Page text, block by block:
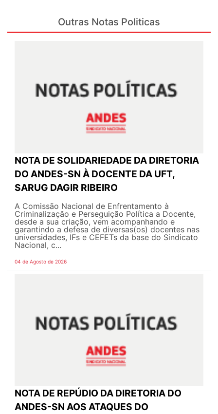
Outras Notas Politicas
NOTA DE SOLIDARIEDADE DA DIRETORIA
DO ANDES-SN À DOCENTE DA UFT,
SARUG DAGIR RIBEIRO
A Comissão Nacional de Enfrentamento à
Criminalização e Perseguição Política a Docente,
desde a sua criação, vem acompanhando e
garantindo a defesa de diversas(os) docentes nas
universidades, IFs e CEFETs da base do Sindicato
Nacional, c...
04 de Agosto de 2026
NOTA DE REPÚDIO DA DIRETORIA DO
ANDES-SN AOS ATAQUES DO